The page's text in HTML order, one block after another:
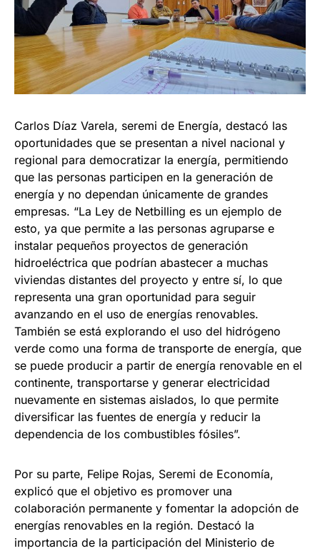
Carlos Díaz Varela, seremi de Energía, destacó las
oportunidades que se presentan a nivel nacional y
regional para democratizar la energía, permitiendo
que las personas participen en la generación de
energía y no dependan únicamente de grandes
empresas. “La Ley de Netbilling es un ejemplo de
esto, ya que permite a las personas agruparse e
instalar pequeños proyectos de generación
hidroeléctrica que podrían abastecer a muchas
viviendas distantes del proyecto y entre sí, lo que
representa una gran oportunidad para seguir
avanzando en el uso de energías renovables.
También se está explorando el uso del hidrógeno
verde como una forma de transporte de energía, que
se puede producir a partir de energía renovable en el
continente, transportarse y generar electricidad
nuevamente en sistemas aislados, lo que permite
diversificar las fuentes de energía y reducir la
dependencia de los combustibles fósiles”.
Por su parte, Felipe Rojas, Seremi de Economía,
explicó que el objetivo es promover una
colaboración permanente y fomentar la adopción de
energías renovables en la región. Destacó la
importancia de la participación del Ministerio de